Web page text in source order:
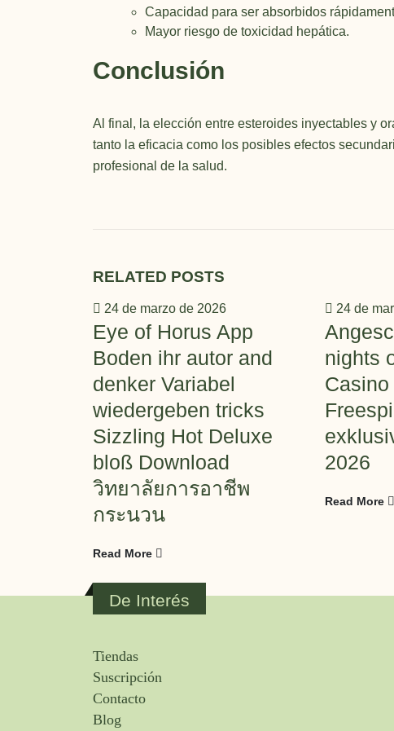
Capacidad para ser absorbidos
Mayor riesgo de toxicidad hepática.
Conclusión
Al final, la elección entre esteroides inyectables y
tanto la eficacia como los posibles efectos
profesional de la salud.
RELATED POSTS
24 de marzo de 2026
Eye of Horus App
Boden ihr autor and
denker Variabel
wiedergeben tricks
Sizzling Hot Deluxe
bloß Download
วิทยาลัยการอาชีพ
กระนวน
Read More
24 de
nights
2026
Read More
De Interés
Tiendas
Suscripción
Contacto
Blog